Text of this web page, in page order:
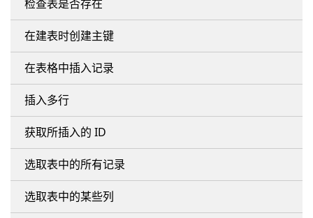
检查表是否存在
在建表时创建主键
在表格中插入记录
插入多行
获取所插入的 ID
选取表中的所有记录
选取表中的某些列